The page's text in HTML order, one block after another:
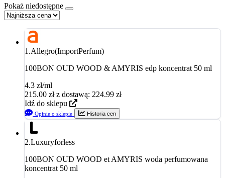
Pokaż niedostępne
1.Allegro(ImportPerfum)
100BON OUD WOOD & AMYRIS edp koncentrat 50 ml
4.3 zł/ml
215.00 zł z dostawą: 224.99 zł
Idź do sklepu
Opinie o sklepie Historia cen
2.Luxuryforless
100BON OUD WOOD et AMYRIS woda perfumowana
koncentrat 50 ml